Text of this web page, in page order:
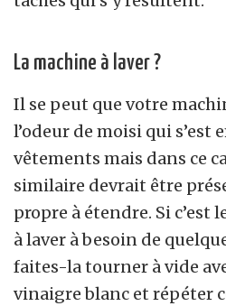
La machine à laver ?
Il se peut que votre
l’odeur de moisi qui s’est
vêtements mais dans ce
similaire devrait être
propre à étendre. Si c’est
à laver à besoin de
faites-la tourner à vide
vinaigre blanc et répéter